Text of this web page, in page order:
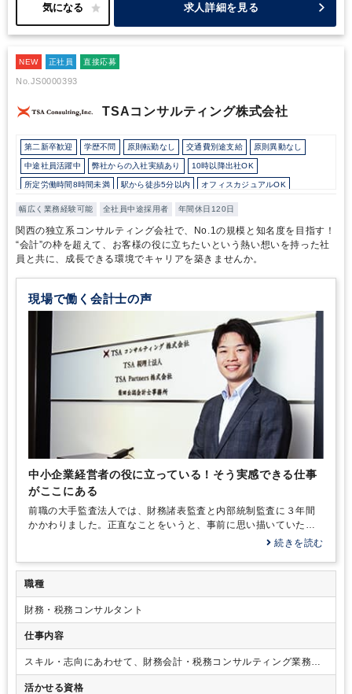
されている「人にされたいことを人にする」という信条を常に大切
回の取材では、クローム税理士法人が提供しているサービスは全
た。お客様の要望や状況に合わせて真摯に対応しようとすること
で、幅広いサービスの提供や柔軟な対応が可能になっているのだと
は厚く、事務所の方針に深く共感し、挑戦する意欲を常に持たれて
いることを感じました。代表とパートナー、スタッフの信頼関係が
ム税理士法人の魅力です。自分をスキルアップさせたい方、事務所
のメンバーと共に「お客様のために」何ができるかを追求したい方
にとっては、長く就業できる税理士法人だと思います。
求人詳細を見る
NEW 正社員 直接応募
No.JS0000393
TSAコンサルティング株式会社
第二新卒歓迎 学歴不問 原則転勤なし 交通費別途支給 原則異動なし
中途社員活躍中 弊社からの入社実績あり 10時以降出社OK
所定労働時間8時間未満 駅から徒歩5分以内 オフィスカジュアルOK
土日祝休み 年間休日120日以上
幅広く業務経験可能 全社員中途採用者 年間休日120日
関西の独立系コンサルティング会社で、No.1の規模と知名度を目指す！
“会計”の枠を超えて、お客様の役に立ちたいという熱い想いを持った社
員と共に、成長できる環境でキャリアを築きませんか。
現場で働く会計士の声
中小企業経営者の役に立っている！そう実感できる仕事
がここにある
前職の大手監査法人では、財務諸表監査と内部統制監査に３年間
かかわりました。正直なことをいうと、事前に思い描いていた公
認会計士の仕事とはかなりギャップがありました。私は…続きを読む
職種
財務・税務コンサルタント
仕事内容
スキル・志向にあわせて、財務会計・税務コンサルティング業務に
幅広く関わっていただくことができます。
活かせる資格